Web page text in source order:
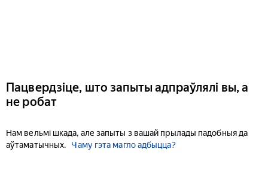
Пацвердзіце, што запыты адпраўлялі вы, а
не робат
Нам вельмі шкада, але запыты з вашай прылады падобныя да
аўтаматычных.
Чаму гэта магло адбыцца?